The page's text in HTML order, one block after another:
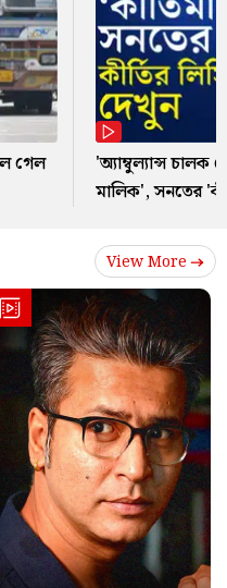
গেল
'অ্যাম্বুল্যান্স
মালিক', সনতের
View More